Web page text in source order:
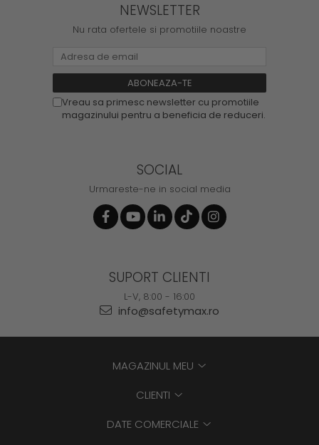
NEWSLETTER
Nu rata ofertele si promotiile noastre
Vreau sa primesc newsletter cu promotiile
magazinului pentru a beneficia de reduceri.
SOCIAL
Urmareste-ne in social media
SUPORT CLIENTI
L-V, 8:00 - 16:00
info@safetymax.ro
MAGAZINUL MEU
CLIENTI
DATE COMERCIALE